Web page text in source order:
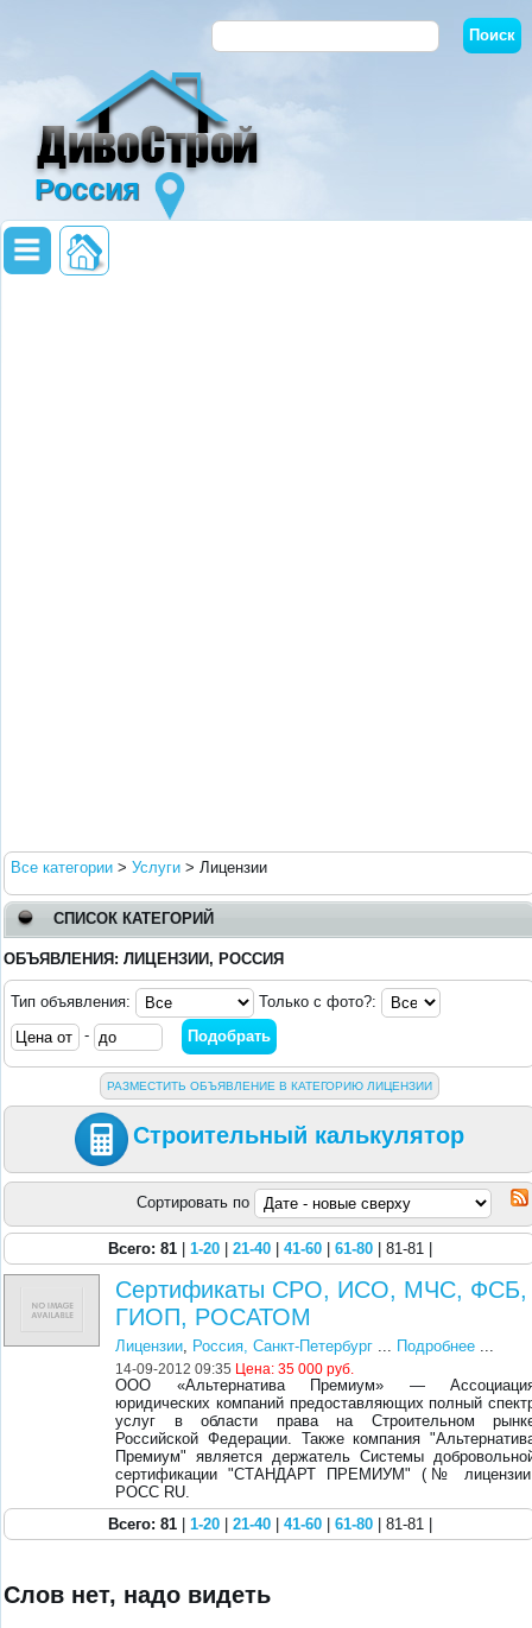
Россия
Все категории > Услуги > Лицензии
СПИСОК КАТЕГОРИЙ
ОБЪЯВЛЕНИЯ: ЛИЦЕНЗИИ, РОССИЯ
Тип объявления:
Только с фото?:
-
РАЗМЕСТИТЬ ОБЪЯВЛЕНИЕ В КАТЕГОРИЮ ЛИЦЕНЗИИ
Строительный калькулятор
Сортировать по
Всего: 81| 1-20| 21-40| 41-60| 61-80| 81-81 |
Сертификаты СРО, ИСО, МЧС, ФСБ,
ГИОП, РОСАТОМ
Лицензии, Россия, Санкт-Петербург ... Подробнее ...
14-09-2012 09:35 Цена:35 000 руб.
ООО «Альтернатива Премиум» —
юридических компаний предоставляющих полный
услуг в области права на Строительном
Российской Федерации. Также компания
Премиум" является держатель Системы
сертификации "СТАНДАРТ ПРЕМИУМ" (№
РОСС RU.
Всего: 81| 1-20| 21-40| 41-60| 61-80| 81-81 |
Слов нет, надо видеть